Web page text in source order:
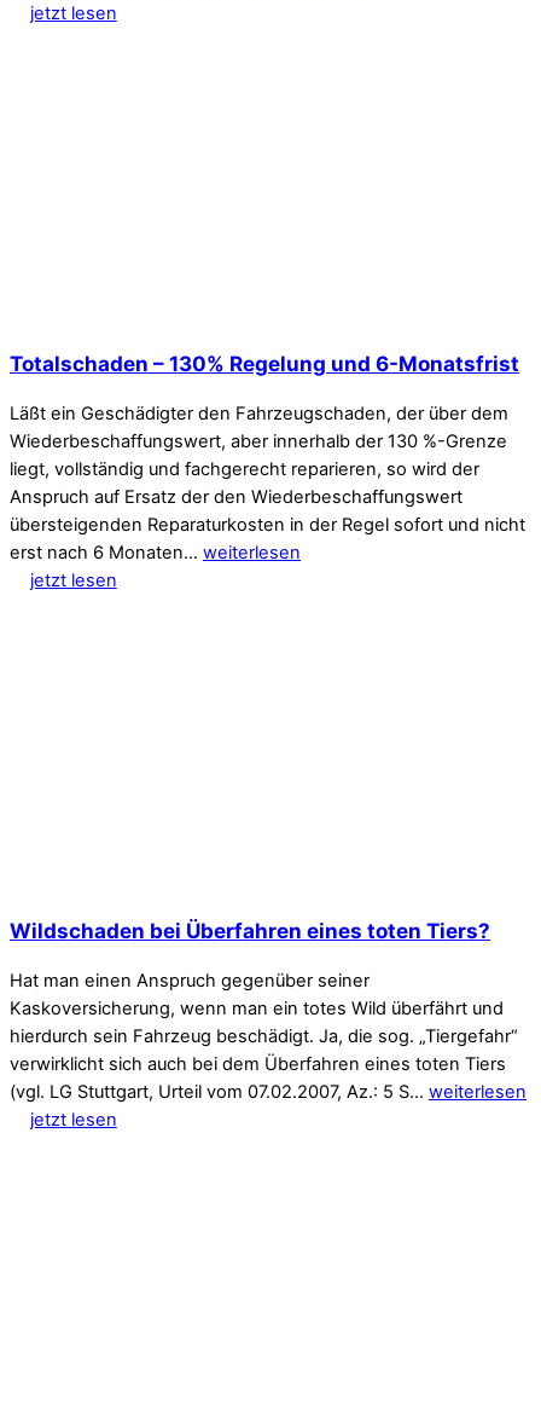
jetzt lesen
Totalschaden – 130% Regelung und 6-Monatsfrist
Läßt ein Geschädigter den Fahrzeugschaden, der über dem
Wiederbeschaffungswert, aber innerhalb der 130 %-Grenze
liegt, vollständig und fachgerecht reparieren, so wird der
Anspruch auf Ersatz der den Wiederbeschaffungswert
übersteigenden Reparaturkosten in der Regel sofort und nicht
erst nach 6 Monaten… weiterlesen
jetzt lesen
Wildschaden bei Überfahren eines toten Tiers?
Hat man einen Anspruch gegenüber seiner
Kaskoversicherung, wenn man ein totes Wild überfährt und
hierdurch sein Fahrzeug beschädigt. Ja, die sog. „Tiergefahr“
verwirklicht sich auch bei dem Überfahren eines toten Tiers
(vgl. LG Stuttgart, Urteil vom 07.02.2007, Az.: 5 S… weiterlesen
jetzt lesen